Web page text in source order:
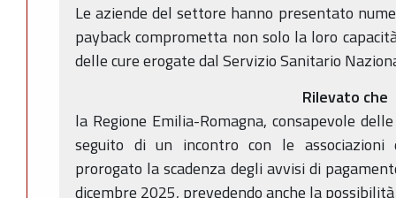
Le aziende del settore hanno presentato
payback comprometta non solo la loro
delle cure erogate dal Servizio Sanitario
Rilevato che
la Regione Emilia-Romagna, consapevole
seguito di un incontro con le associazioni
prorogato la scadenza degli avvisi di
dicembre 2025, prevedendo anche la